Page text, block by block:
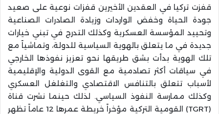
قفزت تركيا في العقدين الأخيرين قفزات نوعية على صعيد
جودة الحياة وخفض الواردات وزيادة الصادرات الصناعية
وتحييد المؤسسة العسكرية وكذلك التدرج في تبني خيارات
جديدة في ما يتعلق بالهوية السياسية للدولة، وتماشياً مع
تلك الهوية بدأت بشق طريقها نحو تعزيز نفوذها الخارجي
في سياقات أكثر تصادمية مع القوى الدولية والإقليمية
لأسباب تتعلق بالتنافس الاقتصادي والتغلغل العسكري
وكذلك ممارسة النفوذ السياسي. لذلك حينما نشرت قناة
(TGRT) القومية التركية مؤخراً خريطة عمرها 12 عاماً تظهر